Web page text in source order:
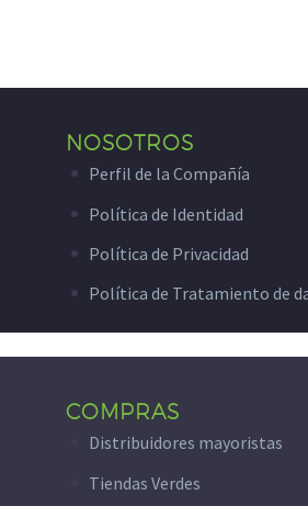
NOSOTROS
Perfil de la Compañía
Política de Identidad
Política de Privacidad
Política de Tratamiento de
COMPRAS
Distribuidores mayoristas
Tiendas Verdes